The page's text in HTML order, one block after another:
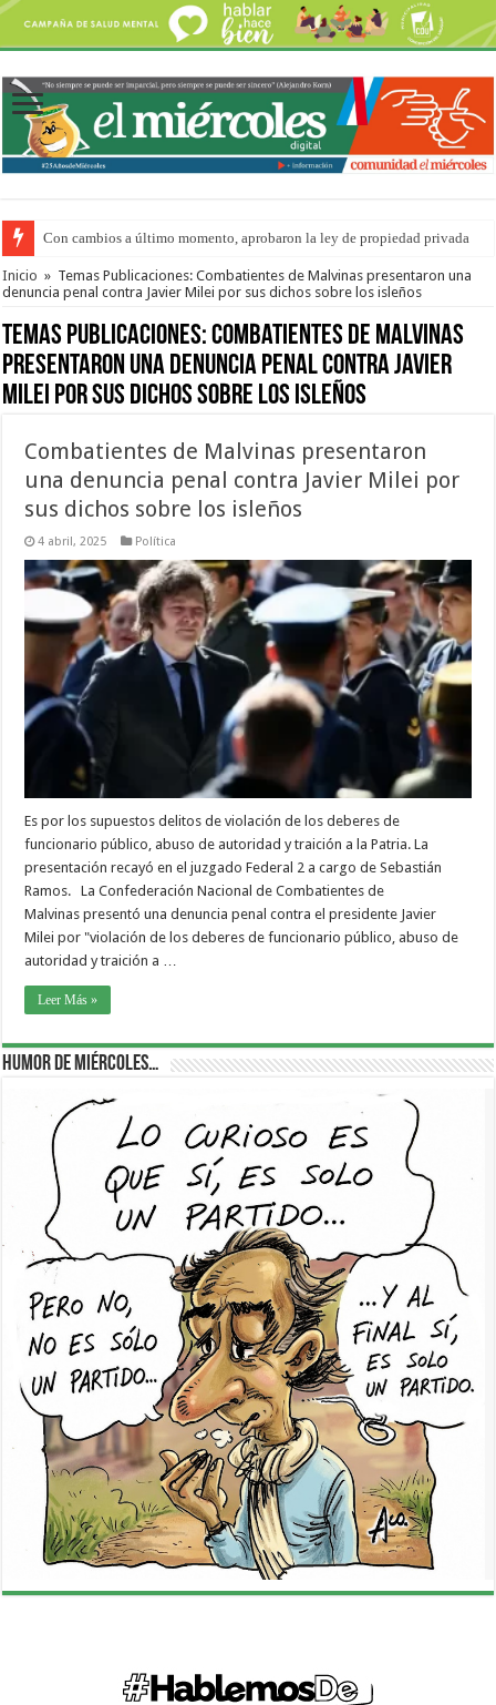
Con cambios a último momento, aprobaron la ley de propiedad privada
Adopción en Entre Ríos: el 35% de los 90 niños, niñas y adolescentes que
Inicio » Temas Publicaciones: Combatientes de Malvinas presentaron una
denuncia penal contra Javier Milei por sus dichos sobre los isleños
Temas Publicaciones:Combatientes de Malvinas
presentaron una denuncia penal contra Javier
Milei por sus dichos sobre los isleños
Combatientes de Malvinas presentaron
una denuncia penal contra Javier Milei por
sus dichos sobre los isleños
4 abril, 2025 Política
Es por los supuestos delitos de violación de los deberes de
funcionario público, abuso de autoridad y traición a la Patria. La
presentación recayó en el juzgado Federal 2 a cargo de Sebastián
Ramos. La Confederación Nacional de Combatientes de
Malvinas presentó una denuncia penal contra el presidente Javier
Milei por "violación de los deberes de funcionario público, abuso de
autoridad y traición a …
Leer Más »
Humor de Miércoles…